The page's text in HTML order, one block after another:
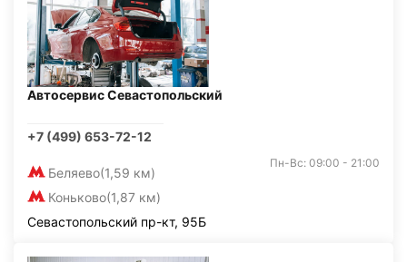
Автосервис Севастопольский
+7 (499) 653-72-12
Беляево(1,59 км)
Коньково(1,87 км)
Пн-Вс: 09:00 - 21:00
Севастопольский пр-кт, 95Б